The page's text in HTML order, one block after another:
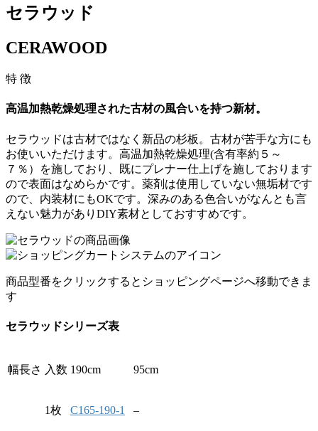
セラウッド
CERAWOOD
特 徴
高温加熱乾燥処理された古材の風合いを持つ新材。
セラウッドは古材ではなく新品の杉板。古材が苦手な方にも
お使いいただけます。高温加熱乾燥処理(含有率約５～
７％）を施しており、既にプレナー仕上げを施しております
ので表面はなめらかです。薬剤は使用していない無垢材です
ので、内装材にもOKです。深みのある色合いがなんとも言
えない魅力がありDIY素材としておすすめです。
商品型番をクリックするとショッピングページへ移動できま
す
セラウッドシリーズ表
幅長さ 入数 190cm 95cm
1枚 C165-190-1 –